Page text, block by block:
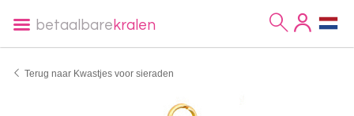
betaalbare kralen
Terug naar Kwastjes voor sieraden